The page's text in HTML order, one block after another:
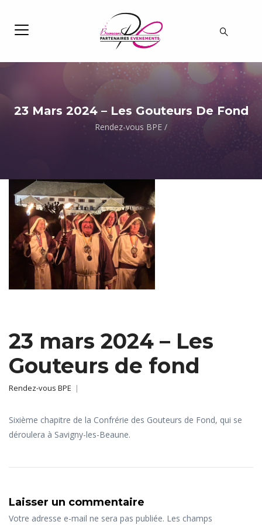
23 Mars 2024 – Les Gouteurs De Fond
Rendez-vous BPE /
23 mars 2024 – Les
Gouteurs de fond
Rendez-vous BPE |
Sixième chapitre de la Confrérie des Gouteurs de Fond, qui se
déroulera à Savigny-les-Beaune.
Laisser un commentaire
Votre adresse e-mail ne sera pas publiée. Les champs